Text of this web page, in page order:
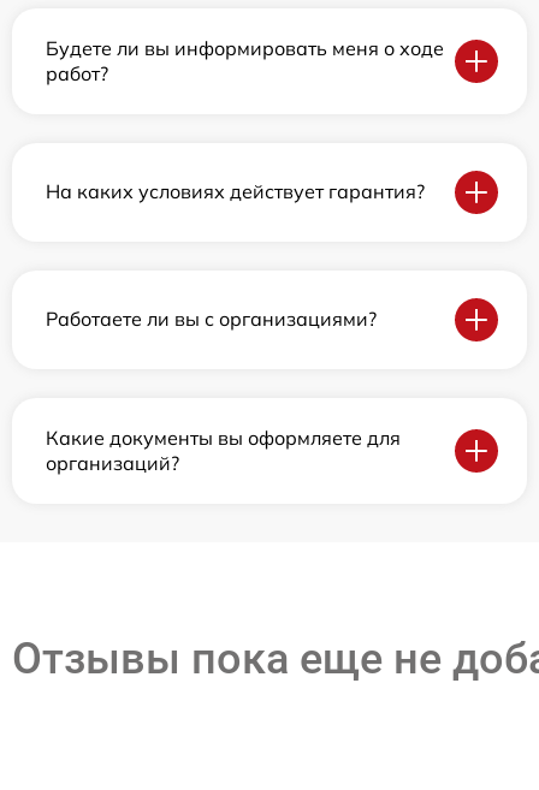
Будете ли вы информировать меня о ходе
работ?
На каких условиях действует гарантия?
Работаете ли вы с организациями?
Какие документы вы оформляете для
организаций?
Отзывы пока еще не